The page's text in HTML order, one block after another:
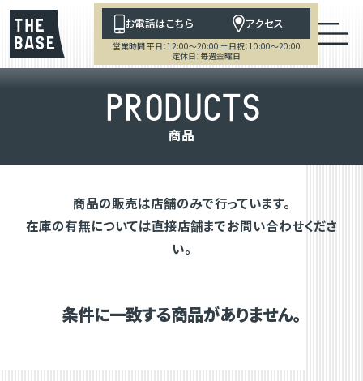
お電話はこちら アクセス
営業時間 平日：12:00～20:00 土日祝：10:00～20:00
定休日：毎週金曜日
PRODUCTS
商品
商品の販売は店舗のみで行っています。
在庫の有無については直接店舗までお問い合わせくださ
い。
条件に一致する商品がありません。